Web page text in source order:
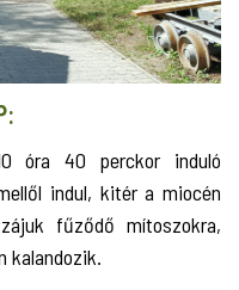
óra 40 perckor induló
indul, kitér a miocén
fűződő mítoszokra,
kalandozik.